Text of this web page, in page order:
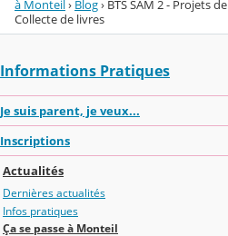
à Monteil› Blog› BTS SAM 2 - Projets
Collecte de livres
Informations Pratiques
Je suis parent, je veux...
Inscriptions
Actualités
Dernières actualités
Infos pratiques
Ça se passe à Monteil